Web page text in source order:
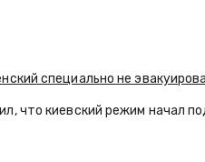
специально не
что киевский режим начал